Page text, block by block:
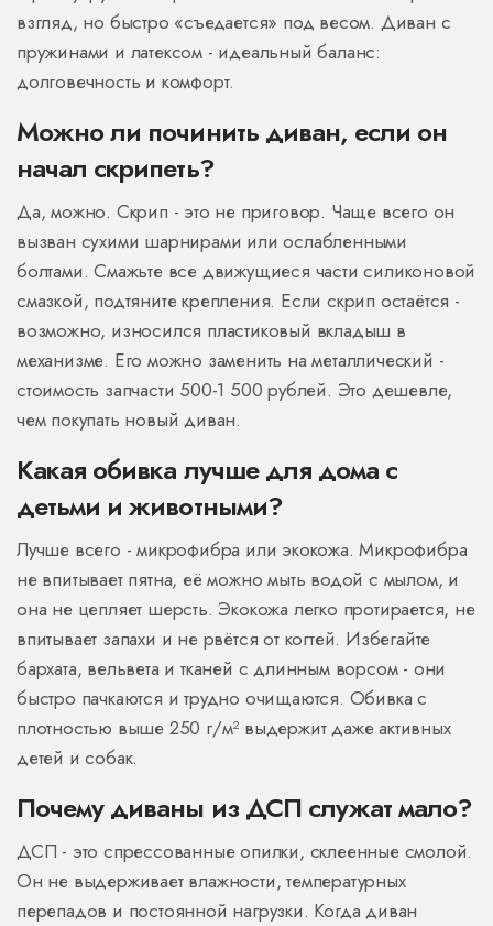
взгляд, но быстро «съедается» под весом. Диван с
пружинами и латексом - идеальный баланс:
долговечность и комфорт.
Можно ли починить диван, если он
начал скрипеть?
Да, можно. Скрип - это не приговор. Чаще всего он
вызван сухими шарнирами или ослабленными
болтами. Смажьте все движущиеся части силиконовой
смазкой, подтяните крепления. Если скрип остаётся -
возможно, износился пластиковый вкладыш в
механизме. Его можно заменить на металлический -
стоимость запчасти 500-1 500 рублей. Это дешевле,
чем покупать новый диван.
Какая обивка лучше для дома с
детьми и животными?
Лучше всего - микрофибра или экокожа. Микрофибра
не впитывает пятна, её можно мыть водой с мылом, и
она не цепляет шерсть. Экокожа легко протирается, не
впитывает запахи и не рвётся от когтей. Избегайте
бархата, вельвета и тканей с длинным ворсом - они
быстро пачкаются и трудно очищаются. Обивка с
плотностью выше 250 г/м² выдержит даже активных
детей и собак.
Почему диваны из ДСП служат мало?
ДСП - это спрессованные опилки, склеенные смолой.
Он не выдерживает влажности, температурных
перепадов и постоянной нагрузки. Когда диван